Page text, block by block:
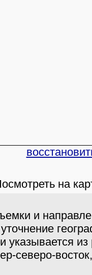
на
и
указывается
северо-